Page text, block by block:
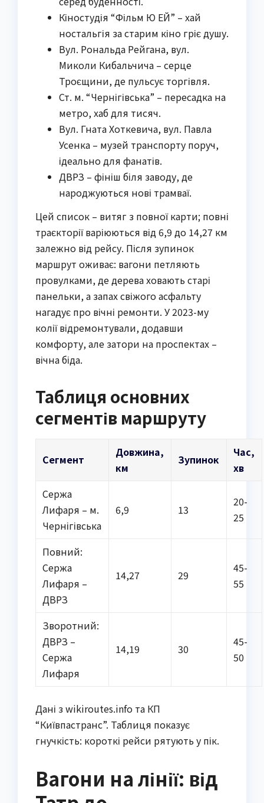
Кіностудія “Фільм Ю ЕЙ” – хай
ностальгія за старим кіно гріє душу.
Вул. Рональда Рейгана, вул.
Миколи Кибальчича – серце
Троєщини, де пульсує торгівля.
Ст. м. “Чернігівська” – пересадка на
метро, хаб для тисяч.
Вул. Гната Хоткевича, вул. Павла
Усенка – музей транспорту поруч,
ідеально для фанатів.
ДВРЗ – фініш біля заводу, де
народжуються нові трамваї.
Цей список – витяг з повної карти; повні
траєкторії варіюються від 6,9 до 14,27 км
залежно від рейсу. Після зупинок
маршрут оживає: вагони петляють
провулками, де дерева ховають старі
панельки, а запах свіжого асфальту
нагадує про вічні ремонти. У 2023-му
колії відремонтували, додавши
комфорту, але затори на проспектах –
вічна біда.
Таблиця основних
сегментів маршруту
Сегмент
Довжина,
км
Зупинок
Час,
хв
Сержа
Лифаря – м.
Чернігівська
6,9 13
20-
25
Повний:
Сержа
Лифаря –
ДВРЗ
14,27 29
45-
55
Зворотний:
ДВРЗ –
Сержа
Лифаря
14,19 30
45-
50
Дані з wikiroutes.info та КП
“Київпастранс”. Таблиця показує
гнучкість: короткі рейси рятують у пік.
Вагони на лінії: від